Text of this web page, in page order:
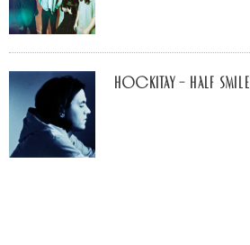
Hockitay – half smile